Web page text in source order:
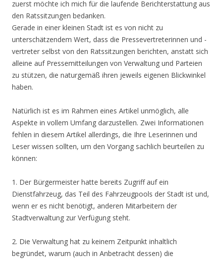
zuerst möchte ich mich für die laufende Berichterstattung aus
den Ratssitzungen bedanken.
Gerade in einer kleinen Stadt ist es von nicht zu
unterschätzendem Wert, dass die Pressevertreterinnen und -
vertreter selbst von den Ratssitzungen berichten, anstatt sich
alleine auf Pressemitteilungen von Verwaltung und Parteien
zu stützen, die naturgemäß ihren jeweils eigenen Blickwinkel
haben.
Natürlich ist es im Rahmen eines Artikel unmöglich, alle
Aspekte in vollem Umfang darzustellen. Zwei Informationen
fehlen in diesem Artikel allerdings, die Ihre Leserinnen und
Leser wissen sollten, um den Vorgang sachlich beurteilen zu
können:
1. Der Bürgermeister hatte bereits Zugriff auf ein
Dienstfahrzeug, das Teil des Fahrzeugpools der Stadt ist und,
wenn er es nicht benötigt, anderen Mitarbeitern der
Stadtverwaltung zur Verfügung steht.
2. Die Verwaltung hat zu keinem Zeitpunkt inhaltlich
begründet, warum (auch in Anbetracht dessen) die